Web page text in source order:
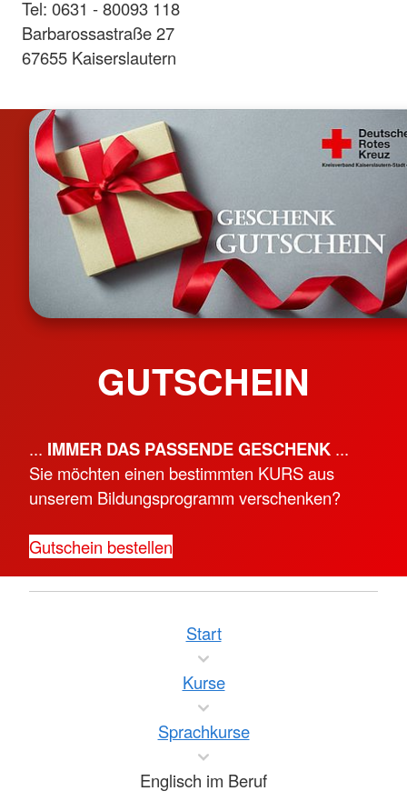
Tel: 0631 - 80093 118
Barbarossastraße 27
67655 Kaiserslautern
GUTSCHEIN
... IMMER DAS PASSENDE GESCHENK ...
Sie möchten einen bestimmten KURS aus
unserem Bildungsprogramm verschenken?
Gutschein bestellen
Start
Kurse
Sprachkurse
Englisch im Beruf